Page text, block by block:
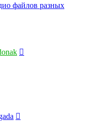
файлов разных